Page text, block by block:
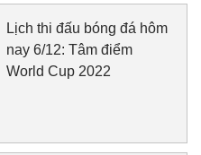
Lịch thi đấu bóng đá hôm
nay 6/12: Tâm điểm
World Cup 2022